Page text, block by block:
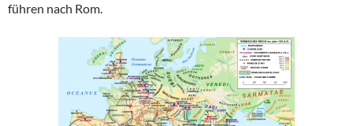
führen nach Rom.